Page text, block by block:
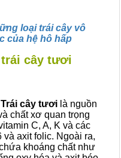
loại trái cây vô
của hệ hô hấp
cây tươi
Trái cây tươi là nguồn
chất xơ quan trọng
C, A, K và các
axit folic. Ngoài ra,
khoáng chất như